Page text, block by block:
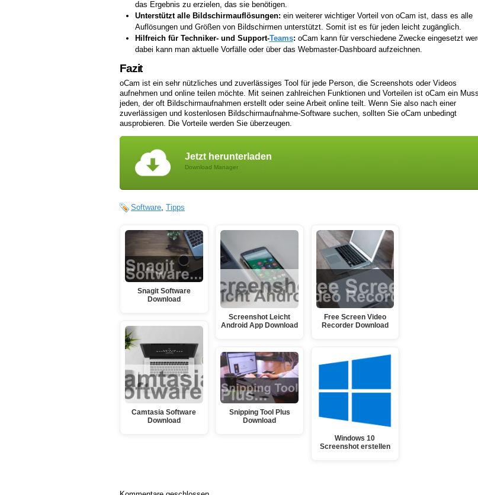
das Ergebnis zu erzielen, das sie benötigen.
Unterstützt alle Bildschirmauflösungen: ein weiterer wichtiger Vorteil von oCam ist, dass es alle
Auflösungen und Größen von Bildschirmen unterstützt. Somit ist es für jeden leicht zugänglich.
Hilfreich für Techniker- und Support-Teams: oCam kann für verschiedene Zwecke eingesetzt
dabei kann man aktuelle Vorfälle oder über das Webmaster-Dashboard aufzeichnen.
Fazit
oCam ist ein sehr nützliches und zuverlässiges Tool für jede Person, die Screenshots oder Videos
aufnehmen und online teilen möchte. Mit seinen zahlreichen Funktionen und Vorteilen ist oCam ein
jeden, der oft Bildschirmaufnahmen erstellt oder seine Arbeit online teilt. Wenn Sie also nach einer
zuverlässigen und kostenlosen Bildschirmaufnahme-Software suchen, sollten Sie oCam unbedingt
ausprobieren. Die Vorteile werden Sie überzeugen.
Jetzt herunterladen
Download Manager
Software, Tipps
Snagit Software
Download
Camtasia Software
Download
Screenshot Leicht
Android App Download
Snipping Tool Plus
Download
Free Screen Video
Recorder Download
Windows 10
Screenshot erstellen